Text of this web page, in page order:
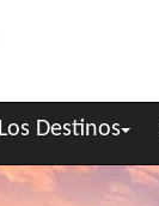
Los Destinos